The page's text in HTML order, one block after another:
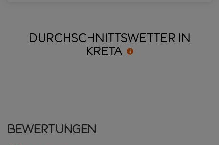
DURCHSCHNITTSWETTER IN
KRETA
Bewertungen